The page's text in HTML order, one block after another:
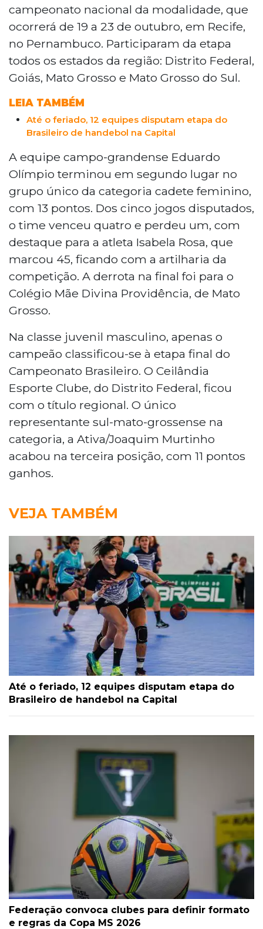
campeonato nacional da modalidade, que
ocorrerá de 19 a 23 de outubro, em Recife,
no Pernambuco. Participaram da etapa
todos os estados da região: Distrito Federal,
Goiás, Mato Grosso e Mato Grosso do Sul.
LEIA TAMBÉM
Até o feriado, 12 equipes disputam etapa do
Brasileiro de handebol na Capital
A equipe campo-grandense Eduardo
Olímpio terminou em segundo lugar no
grupo único da categoria cadete feminino,
com 13 pontos. Dos cinco jogos disputados,
o time venceu quatro e perdeu um, com
destaque para a atleta Isabela Rosa, que
marcou 45, ficando com a artilharia da
competição. A derrota na final foi para o
Colégio Mãe Divina Providência, de Mato
Grosso.
Na classe juvenil masculino, apenas o
campeão classificou-se à etapa final do
Campeonato Brasileiro. O Ceilândia
Esporte Clube, do Distrito Federal, ficou
com o título regional. O único
representante sul-mato-grossense na
categoria, a Ativa/Joaquim Murtinho
acabou na terceira posição, com 11 pontos
ganhos.
VEJA TAMBÉM
Até o feriado, 12 equipes disputam etapa do
Brasileiro de handebol na Capital
Federação convoca clubes para definir formato
e regras da Copa MS 2026